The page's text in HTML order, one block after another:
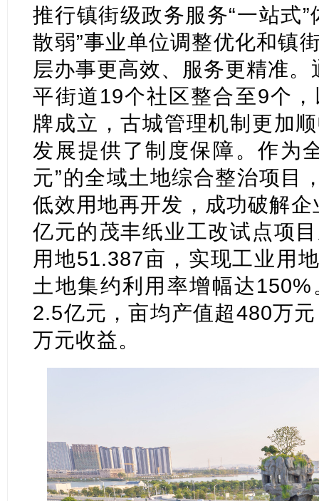
推行镇街级政务服务“一站式
散弱”事业单位调整优化和镇
层办事更高效、服务更精准
平街道19个社区整合至9个
牌成立，古城管理机制更加
发展提供了制度保障。作为
元”的全域土地综合整治项目
低效用地再开发，成功破解
亿元的茂丰纸业工改试点项
用地51.387亩，实现工业用
土地集约利用率增幅达
2.5亿元，亩均产值超480万
万元收益。